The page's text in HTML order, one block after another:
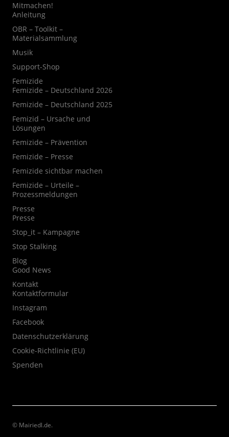
Mitmachen!
Anleitung
OBR – Toolkit –
Materialsammlung
Musik
Support-Shop
Femizide
Femizide – Deutschland 2026
Femizide – Deutschland 2025
Femizid – Ursache und
Lösungen
Femizide – Prävention
Femizide – Presse
Femizide sichtbar machen
Femizide – Urteile –
Prozessmeldungen
Presse
Presse
Stop_it – Kampagne
Stop Stalking
Blog
Good News
Kontakt
Kontaktformular
Instagram
Facebook
Datenschutzerklärung
Cookie-Richtlinie (EU)
Spenden
© Mairiedl.de